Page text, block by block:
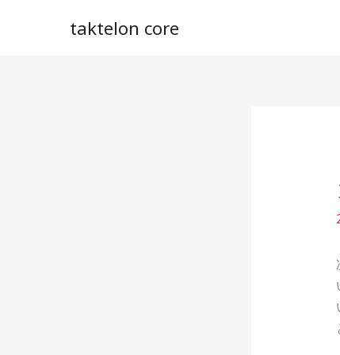
taktelon core